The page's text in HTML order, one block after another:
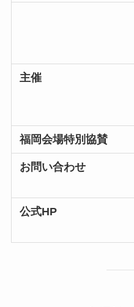
主催
福岡会場特別協賛
お問い合わせ
公式HP